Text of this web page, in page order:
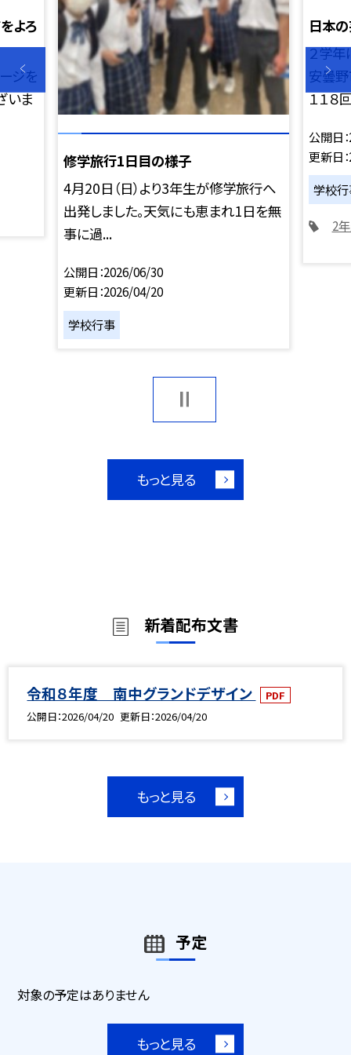
よろ
ジを
いま
修学旅行1日目の様子
4月20日（日）より3年生が修学旅行へ
出発しました。天気にも恵まれ1日を無
事に過...
公開日 2026/06/30
更新日 2026/04/20
学校行事
日本
２学年
安曇
１１８
公開日
更新日
学校
2
もっと見る
新着配布文書
令和８年度 南中グランドデザイン
PDF
公開日 2026/04/20 更新日 2026/04/20
もっと見る
予定
対象の予定はありません
もっと見る